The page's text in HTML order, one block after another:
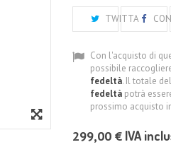
TWITTA
Con l'acquisto di
possibile
fedeltà. Il totale
fedeltàpotrà
prossimo acquisto
299,00 €IVA